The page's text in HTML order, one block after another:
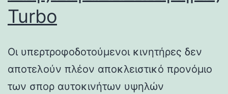
Turbo
Οι υπερτροφοδοτούμενοι κινητήρες δεν
αποτελούν πλέον αποκλειστικό προνόμιο
των σπορ αυτοκινήτων υψηλών